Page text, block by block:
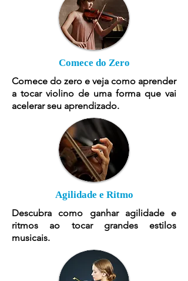
Comece do Zero
Comece do zero e veja como aprender
a tocar violino de uma forma que vai
acelerar seu aprendizado.
Agilidade e Ritmo
Descubra como ganhar agilidade e
ritmos ao tocar grandes estilos
musicais.